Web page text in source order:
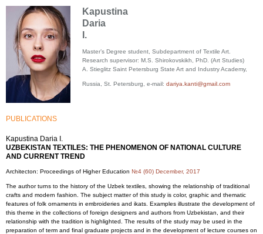
Kapustina
Daria
I.
Master’s Degree student, Subdepartment of Textile Art.
Research supervisor: M.S. Shirokovskikh, PhD. (Art Studies)
A. Stieglitz Saint Petersburg State Art and Industry Academy,
Russia, St. Petersburg, e-mail: dariya.kanti@gmail.com
PUBLICATIONS
Kapustina Daria I.
UZBEKISTAN TEXTILES: THE PHENOMENON OF NATIONAL CULTURE
AND CURRENT TREND
Architecton: Proceedings of Higher Education №4 (60) December, 2017
The author turns to the history of the Uzbek textiles, showing the relationship of traditional
crafts and modern fashion. The subject matter of this study is color, graphic and thematic
features of folk ornaments in embroideries and ikats. Examples illustrate the development of
this theme in the collections of foreign designers and authors from Uzbekistan, and their
relationship with the tradition is highlighted. The results of the study may be used in the
preparation of term and final graduate projects and in the development of lecture courses on